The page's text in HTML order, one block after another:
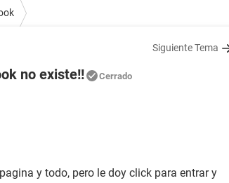
Siguiente Tema
no existe!! Cerrado
y todo, pero le doy click para entrar y